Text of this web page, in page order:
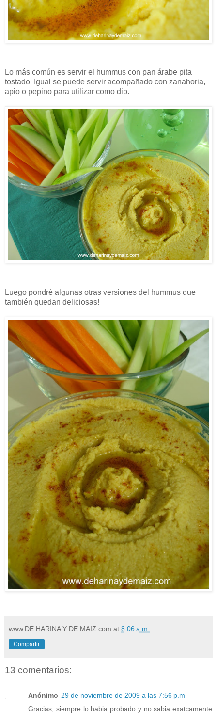
Lo más común es servir el hummus con pan árabe pita
tostado. Igual se puede servir acompañado con zanahoria,
apio o pepino para utilizar como dip.
Luego pondré algunas otras versiones del hummus que
también quedan deliciosas!
www.DE HARINA Y DE MAIZ.com at 8:06 a.m.
Compartir
13 comentarios:
Anónimo 29 de noviembre de 2009 a las 7:56 p.m.
Gracias, siempre lo habia probado y no sabia exatcamente